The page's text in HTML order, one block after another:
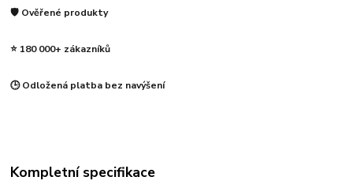
🛡️ Ověřené produkty
⭐ 180 000+ zákazníků
🕒 Odložená platba bez navýšení
Kompletní specifikace